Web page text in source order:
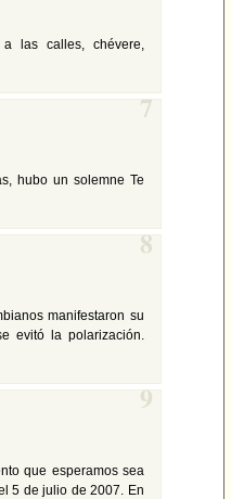
las calles, chévere,
7
hubo un solemne Te
8
manifestaron su
evitó la polarización.
9
que esperamos sea
5 de julio de 2007. En